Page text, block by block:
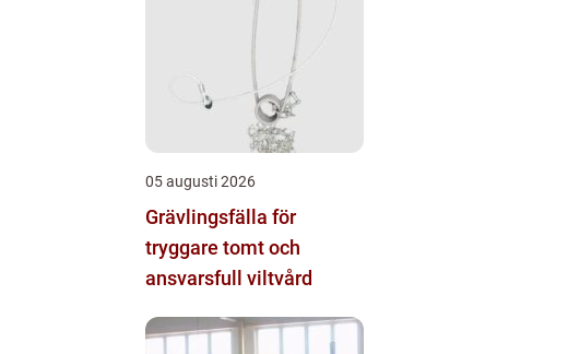
05 augusti 2026
Grävlingsfälla för
tryggare tomt och
ansvarsfull viltvård